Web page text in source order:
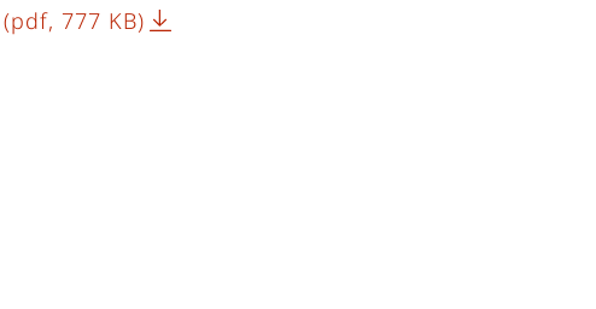
(pdf, 777 KB)